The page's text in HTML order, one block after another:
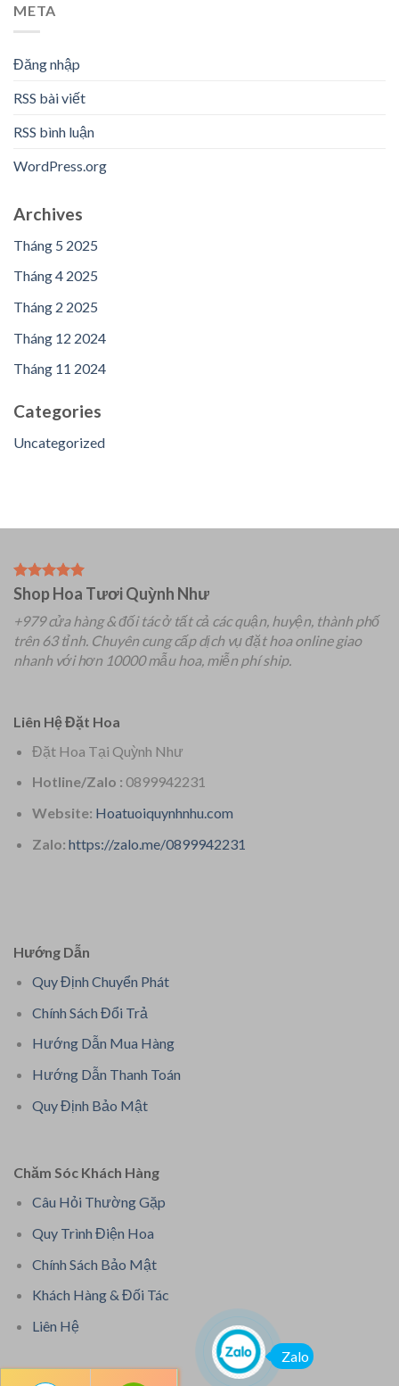
META
Đăng nhập
RSS bài viết
RSS bình luận
WordPress.org
Archives
Tháng 5 2025
Tháng 4 2025
Tháng 2 2025
Tháng 12 2024
Tháng 11 2024
Categories
Uncategorized
Shop Hoa Tươi Quỳnh Như
+979 cửa hàng & đối tác ở tất cả các quận, huyện, thành phố
trên 63 tỉnh. Chuyên cung cấp dịch vụ đặt hoa online giao
nhanh với hơn 10000 mẫu hoa, miễn phí ship.
Liên Hệ Đặt Hoa
Đặt Hoa Tại Quỳnh Như
Hotline/Zalo : 0899942231
Website: Hoatuoiquynhnhu.com
Zalo: https://zalo.me/0899942231
Hướng Dẫn
Quy Định Chuyển Phát
Chính Sách Đổi Trả
Hướng Dẫn Mua Hàng
Hướng Dẫn Thanh Toán
Quy Định Bảo Mật
Chăm Sóc Khách Hàng
Câu Hỏi Thường Gặp
Quy Trình Điện Hoa
Chính Sách Bảo Mật
Khách Hàng & Đối Tác
Liên Hệ
Zalo